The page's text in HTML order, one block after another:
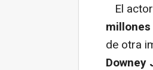
El
de otra
Downey